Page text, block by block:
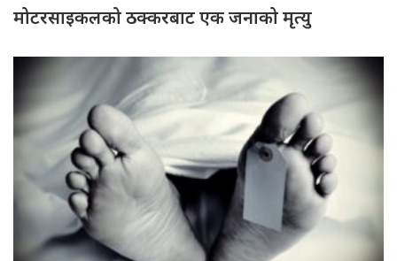
मोटरसाइकलको ठक्करबाट एक जनाको मृत्यु